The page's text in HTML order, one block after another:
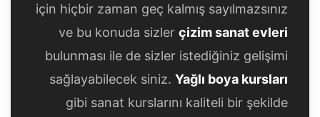
için hiçbir zaman geç kalmış sayılmazsınız
ve bu konuda sizler çizim sanat evleri
bulunması ile de sizler istediğiniz gelişimi
sağlayabilecek siniz. Yağlı boya kursları
gibi sanat kurslarını kaliteli bir şekilde